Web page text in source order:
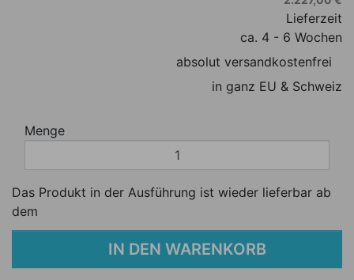
Lieferzeit
ca. 4 - 6 Wochen
absolut versandkostenfrei
in ganz EU & Schweiz
Menge
Das Produkt in der Ausführung ist wieder lieferbar ab
dem
IN DEN WARENKORB